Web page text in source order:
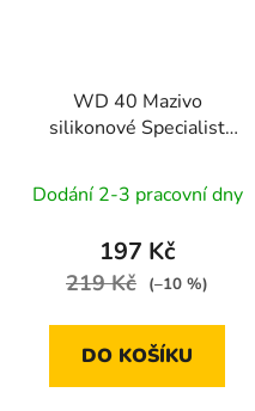
WD 40 Mazivo
silikonové Specialist
250 ml
Dodání 2-3 pracovní dny
197 Kč
219 Kč (–10 %)
DO KOŠÍKU